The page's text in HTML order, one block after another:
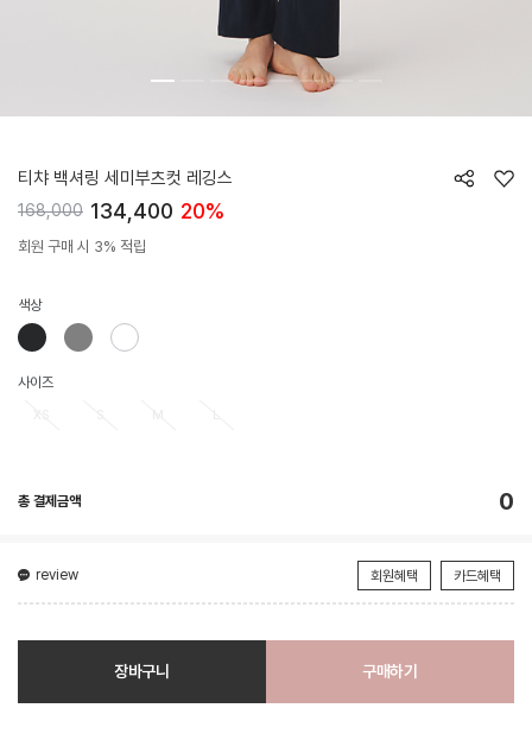
티챠 백셔링 세미부츠컷 레깅스
168,000 134,400 20%
회원 구매 시 3% 적립
색상
사이즈
총 결제금액 0
review 회원혜택 카드혜택
장바구니 구매하기